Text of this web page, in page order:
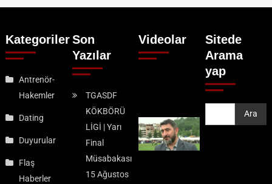
Kategoriler
Antrenör-
Hakemler
Dating
Duyurular
Flaş
Haberler
Son
Yazılar
TGASDF
KÖKBÖRÜ
LİGİ | Yarı
Final
Müsabakası
15 Ağustos
Videolar
Sitede
Arama
yap
Ara